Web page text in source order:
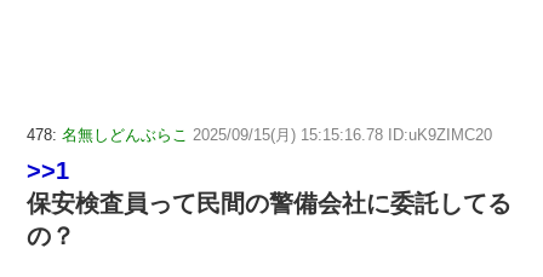
478: 名無しどんぶらこ 2025/09/15(月) 15:15:16.78 ID:uK9ZIMC20
>>1
保安検査員って民間の警備会社に委託してる
の？